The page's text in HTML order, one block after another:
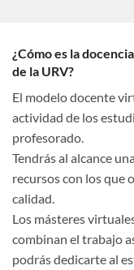
¿Cómo es la
de la URV?
El modelo docente
actividad de los
profesorado.
Tendrás al alcance
recursos con los que
calidad.
Los másteres
combinan el trabajo
podrás dedicarte al